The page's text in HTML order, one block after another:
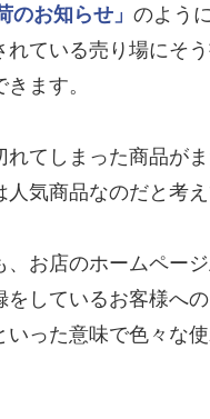
のお知らせ」 のよう
れている売り場にそ
ます。
れてしまった商品が
気商品なのだと考え
、お店のホームペー
をしているお客様へ
いった意味で色々な使